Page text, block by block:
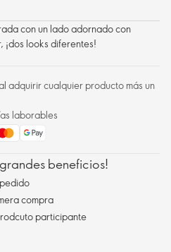
con un lado adornado con
¡dos looks diferentes!
adquirir cualquier producto más un
laborables
beneficios!
compra
participante